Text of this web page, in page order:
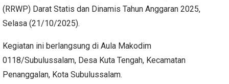
(RRWP) Darat Statis dan Dinamis Tahun Anggaran 2025,
Selasa (21/10/2025).
Kegiatan ini berlangsung di Aula Makodim
0118/Subulussalam, Desa Kuta Tengah, Kecamatan
Penanggalan, Kota Subulussalam.